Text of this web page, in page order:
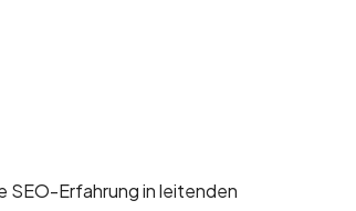
SEO-Erfahrung in leitenden